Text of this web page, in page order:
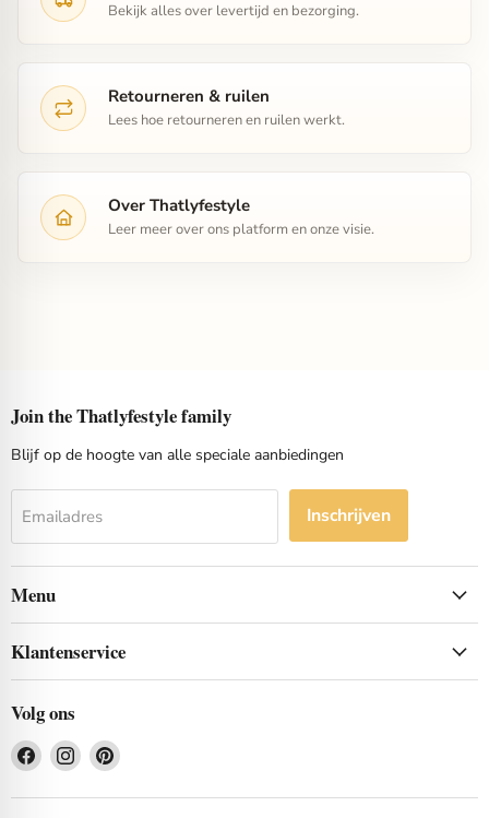
Bekijk alles over levertijd en bezorging.
Retourneren & ruilen
Lees hoe retourneren en ruilen werkt.
Over Thatlyfestyle
Leer meer over ons platform en onze visie.
Join the Thatlyfestyle family
Blijf op de hoogte van alle speciale aanbiedingen
Emailadres Inschrijven
Menu
Klantenservice
Volg ons
Vind
ons
op
Vind
ons
op
Vind
op